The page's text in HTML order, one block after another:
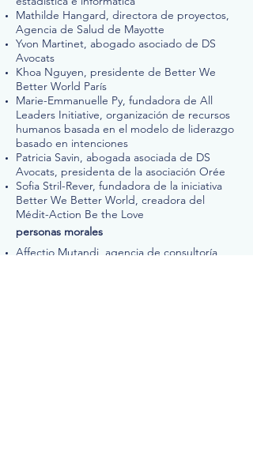
Mathilde Hangard, directora de proyectos,
Agencia de Salud de Mayotte
Yvon Martinet, abogado asociado de DS
Avocats
Khoa Nguyen, presidente de Better We
Better World París
Marie-Emmanuelle Py, fundadora de All
Leaders Initiative, organización de recursos
humanos basada en el modelo de liderazgo
basado en intenciones
Patricia Savin, abogada asociada de DS
Avocats, presidenta de la asociación Orée
Sofia Stril-Rever, fundadora de la iniciativa
Better We Better World, creadora del
Médit-Action Be the Love
personas morales
Affectio Mutandi, agencia de consultoría